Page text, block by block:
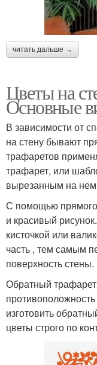
читать дальше →
Цветы на
Основные
В зависимости от
на стену бывают
трафаретов
трафарет, или
вырезанным на нем
С помощью
и красивый
кисточкой или
часть , тем самым
поверхность стены.
Обратный трафарет
изготовить
цветы строго по